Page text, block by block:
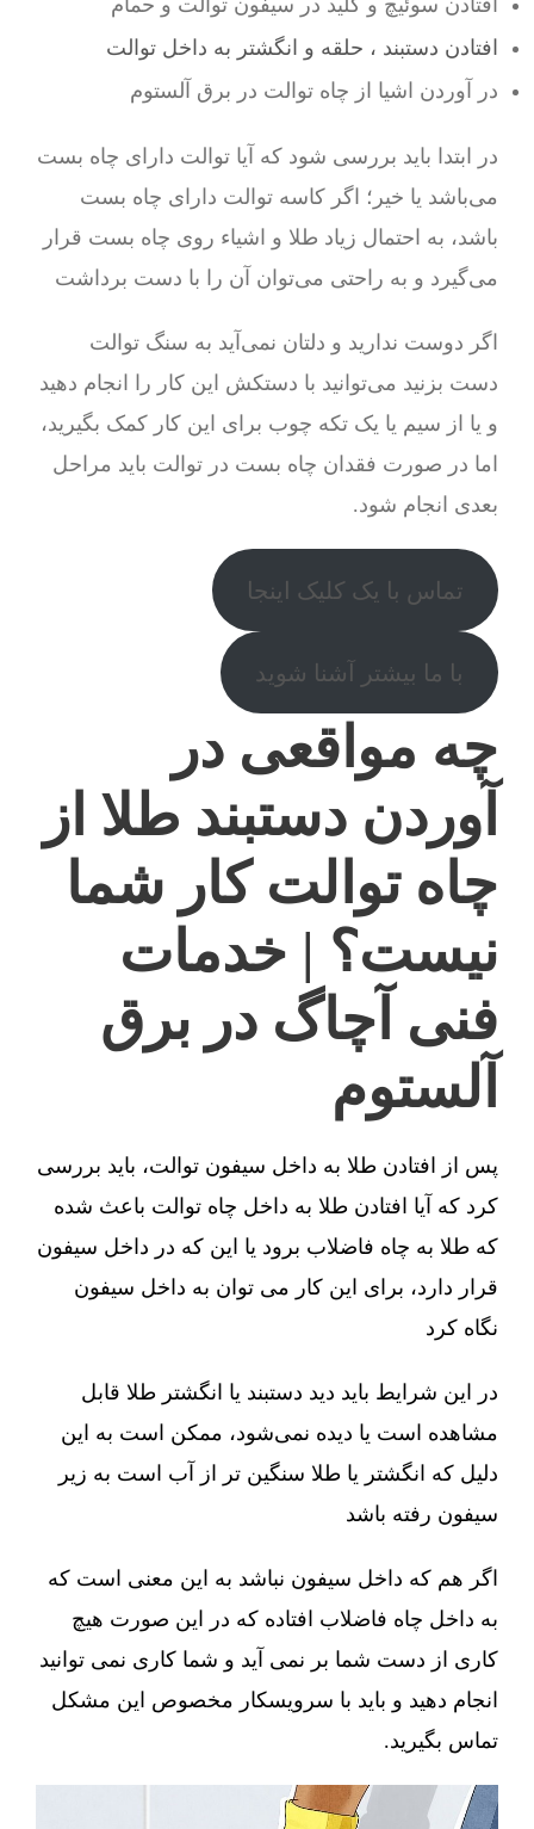
افتادن سوئیچ و کلید در سیفون توالت و حمام
افتادن دستبند ، حلقه و انگشتر به داخل توالت
در آوردن اشیا از چاه توالت در برق آلستوم
در ابتدا باید بررسی شود که آیا توالت دارای چاه بست
می‌باشد یا خیر؛ اگر کاسه توالت دارای چاه بست
باشد، به احتمال زیاد طلا و اشیاء روی چاه بست قرار
می‌گیرد و به راحتی می‌توان آن را با دست برداشت
اگر دوست ندارید و دلتان نمی‌آید به سنگ توالت
دست بزنید می‌توانید با دستکش این کار را انجام دهید
و یا از سیم یا یک تکه چوب برای این کار کمک بگیرید،
اما در صورت فقدان چاه بست در توالت باید مراحل
بعدی انجام شود.
تماس با یک کلیک اینجا
با ما بیشتر آشنا شوید
چه مواقعی در
آوردن دستبند طلا از
چاه توالت کار شما
نیست؟ | خدمات
فنی آچاگ در برق
آلستوم
پس از افتادن طلا به داخل سیفون توالت، باید بررسی
کرد که آیا افتادن طلا به داخل چاه توالت باعث شده
که طلا به چاه فاضلاب برود یا این که در داخل سیفون
قرار دارد، برای این کار می توان به داخل سیفون
نگاه کرد
در این شرایط باید دید دستبند یا انگشتر طلا قابل
مشاهده است یا دیده نمی‌شود، ممکن است به این
دلیل که انگشتر یا طلا سنگین تر از آب است به زیر
سیفون رفته باشد
اگر هم که داخل سیفون نباشد به این معنی است که
به داخل چاه فاضلاب افتاده که در این صورت هیچ
کاری از دست شما بر نمی آید و شما کاری نمی توانید
انجام دهید و باید با سرویسکار مخصوص این مشکل
تماس بگیرید.